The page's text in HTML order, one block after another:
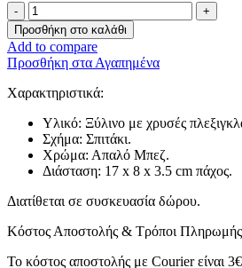
Επιτραπέζιο
Γούρι
Σπιτάκι
-Κλειδί-
ποσότητα
Προσθήκη στο καλάθι
Add to compare
Προσθήκη στα Αγαπημένα
Χαρακτηριστικά:
Υλικό: Ξύλινο με χρυσές
Σχήμα: Σπιτάκι.
Χρώμα: Απαλό Μπεζ.
Διάσταση: 17 x 8 x 3.5 cm πάχος.
Διατίθεται σε συσκευασία δώρου.
Κόστος Αποστολής & Τρόποι Πληρωμής
Το κόστος αποστολής με Courier είναι 3€